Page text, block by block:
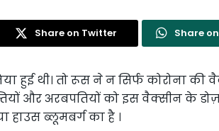
Share on Twitter Share
हुई थी। तो रूस ने न सिर्फ कोरोना की
और अरबपतियों को इस वैक्सीन के
हाउस ब्लूमबर्ग का है ।